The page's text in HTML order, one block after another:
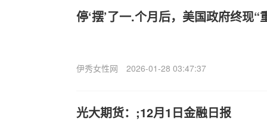
停‘摆’了一.个月后，美国政府终现“
伊秀女性网 2026-01-28 03:47:37
光大期货：;12月1日金融日报